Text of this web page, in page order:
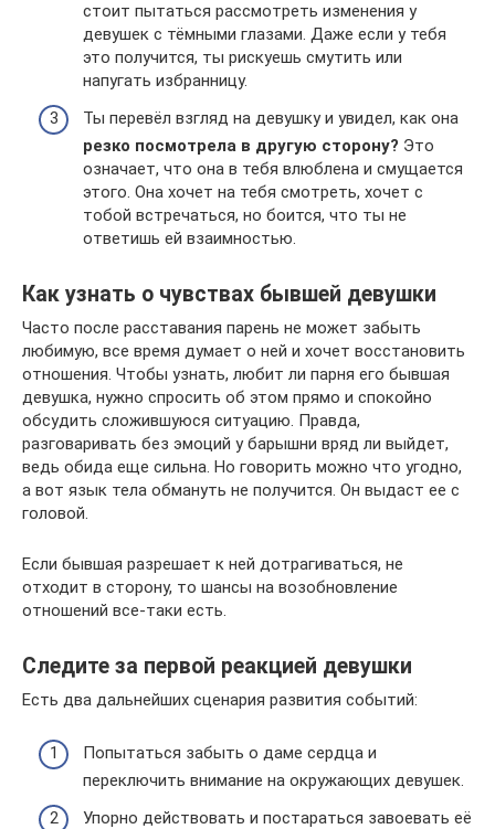
стоит пытаться рассмотреть изменения у
девушек с тёмными глазами. Даже если у тебя
это получится, ты рискуешь смутить или
напугать избранницу.
Ты перевёл взгляд на девушку и увидел, как она
резко посмотрела в другую сторону? Это
означает, что она в тебя влюблена и смущается
этого. Она хочет на тебя смотреть, хочет с
тобой встречаться, но боится, что ты не
ответишь ей взаимностью.
Как узнать о чувствах бывшей девушки
Часто после расставания парень не может забыть
любимую, все время думает о ней и хочет восстановить
отношения. Чтобы узнать, любит ли парня его бывшая
девушка, нужно спросить об этом прямо и спокойно
обсудить сложившуюся ситуацию. Правда,
разговаривать без эмоций у барышни вряд ли выйдет,
ведь обида еще сильна. Но говорить можно что угодно,
а вот язык тела обмануть не получится. Он выдаст ее с
головой.
Если бывшая разрешает к ней дотрагиваться, не
отходит в сторону, то шансы на возобновление
отношений все-таки есть.
Следите за первой реакцией девушки
Есть два дальнейших сценария развития событий:
Попытаться забыть о даме сердца и
переключить внимание на окружающих девушек.
Упорно действовать и постараться завоевать её